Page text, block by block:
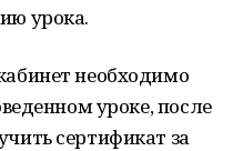
урока.
необходимо
уроке, после
сертификат за